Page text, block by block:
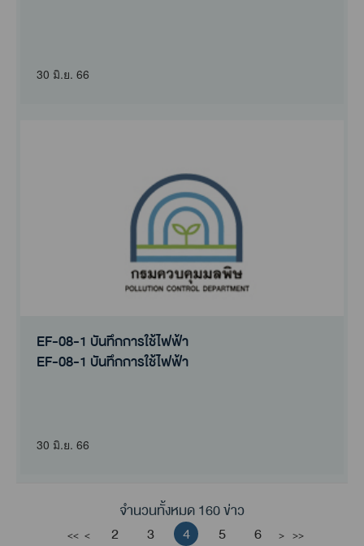
30 มิ.ย. 66
EF-08-1 บันทึกการใช้ไฟฟ้า
EF-08-1 บันทึกการใช้ไฟฟ้า
30 มิ.ย. 66
จำนวนทั้งหมด 160 ข่าว
<< < 2 3 4 5 6 > >>